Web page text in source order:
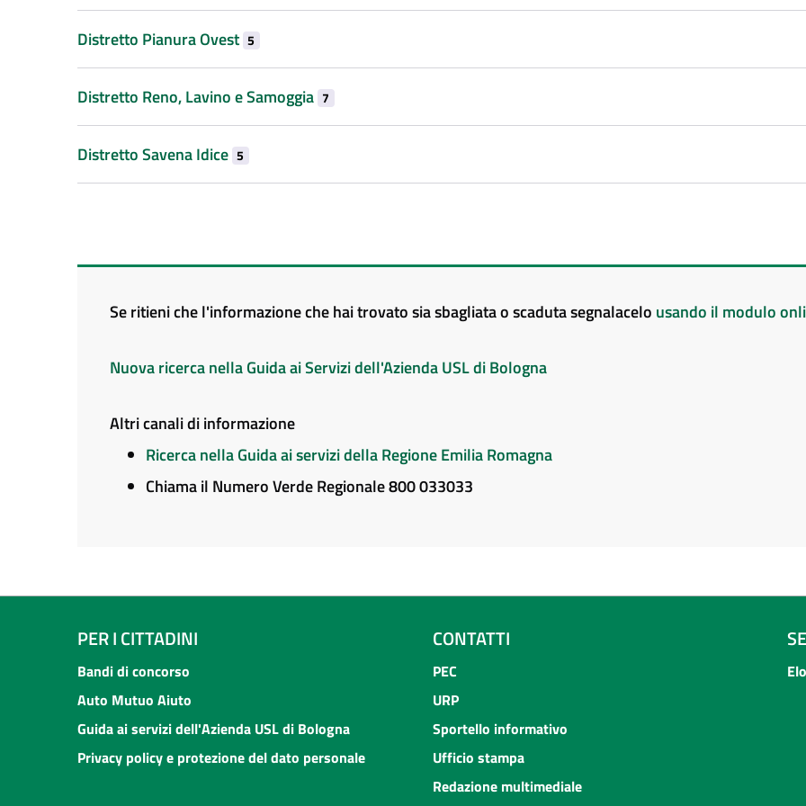
Distretto Pianura Ovest 5
Distretto Reno, Lavino e Samoggia 7
Distretto Savena Idice 5
Se ritieni che l'informazione che hai trovato sia sbagliata o scaduta segnalacelo usando il modulo
Nuova ricerca nella Guida ai Servizi dell'Azienda USL di Bologna
Altri canali di informazione
Ricerca nella Guida ai servizi della Regione Emilia Romagna
Chiama il Numero Verde Regionale 800 033033
PER I CITTADINI
Bandi di concorso
Auto Mutuo Aiuto
Guida ai servizi dell'Azienda USL di Bologna
Privacy policy e protezione del dato personale
CONTATTI
PEC
URP
Sportello informativo
Ufficio stampa
Redazione multimediale